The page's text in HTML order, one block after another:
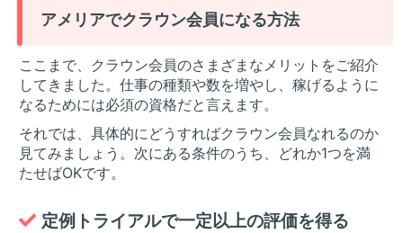
アメリアでクラウン会員になる方法
ここまで、クラウン会員のさまざまなメリットをご紹介
してきました。仕事の種類や数を増やし、稼げるように
なるためには必須の資格だと言えます。
それでは、具体的にどうすればクラウン会員なれるのか
見てみましょう。次にある条件のうち、どれか1つを満
たせばOKです。
定例トライアルで一定以上の評価を得る